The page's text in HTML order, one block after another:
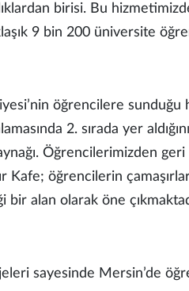
birisi. Bu
9 bin 200 üniversite
öğrencilere
2. sırada yer
Öğrencilerimizden
Kafe; öğrencilerin
bir alan olarak öne
sayesinde Mersin’de